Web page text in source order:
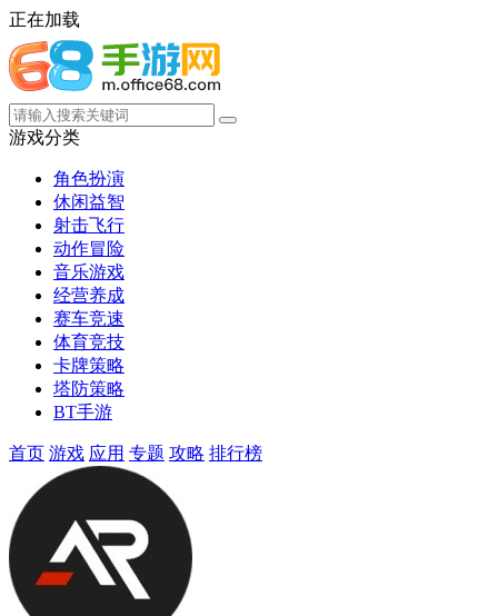
正在加载
游戏分类
角色扮演
休闲益智
射击飞行
动作冒险
音乐游戏
经营养成
赛车竞速
体育竞技
卡牌策略
塔防策略
BT手游
首页 游戏 应用 专题 攻略 排行榜